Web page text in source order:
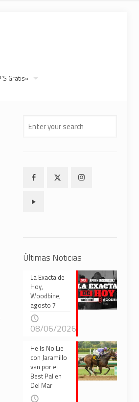
Gratis»
Últimas Noticias
La Exacta de
Hoy,
Woodbine,
agosto 7
08/06/2026
He Is No Lie
con Jaramillo
van por el
Best Pal en
Del Mar